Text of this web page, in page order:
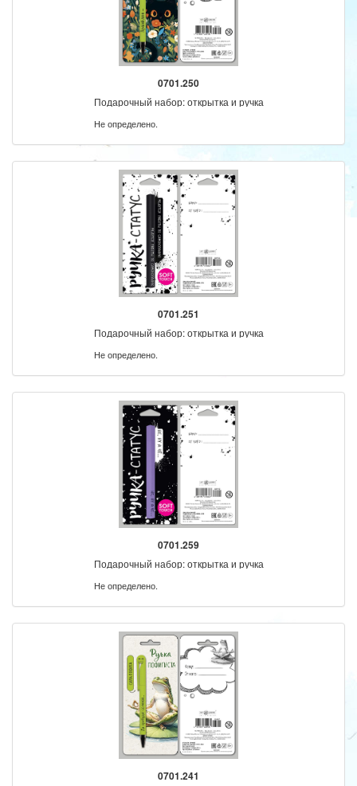
0701.250
Подарочный набор: открытка и ручка
Не определено.
0701.251
Подарочный набор: открытка и ручка
Не определено.
0701.259
Подарочный набор: открытка и ручка
Не определено.
0701.241